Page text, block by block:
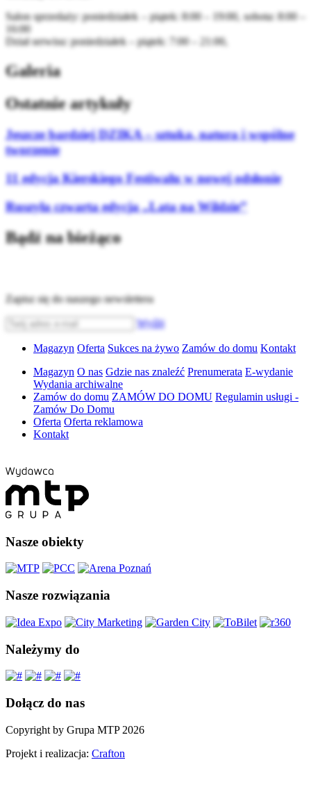
Salon sprzedaży: poniedziałek – piątek: 8:00 – 19:00, sobota: 8:00 –
16:00
Dział serwisu: poniedziałek – piątek: 7:00 – 21:00,
Galeria
Ostatnie artykuły
Jeszcze bardziej DZIKA – sztuka, natura i wspólne
tworzenie
11 edycja Kierskiego Festiwalu w nowej odsłonie
Ruszyła czwarta edycja „Lata na Wildzie”
Bądź na bieżąco
Zapisz się do naszego newslettera
Wyślij
Magazyn Oferta Sukces na żywo Zamów do domu Kontakt
Magazyn O nas Gdzie nas znaleźć Prenumerata E-wydanie
Wydania archiwalne
Zamów do domu ZAMÓW DO DOMU Regulamin usługi -
Zamów Do Domu
Oferta Oferta reklamowa
Kontakt
Nasze obiekty
Nasze rozwiązania
Należymy do
Dołącz do nas
Copyright by Grupa MTP 2026
Projekt i realizacja: Crafton